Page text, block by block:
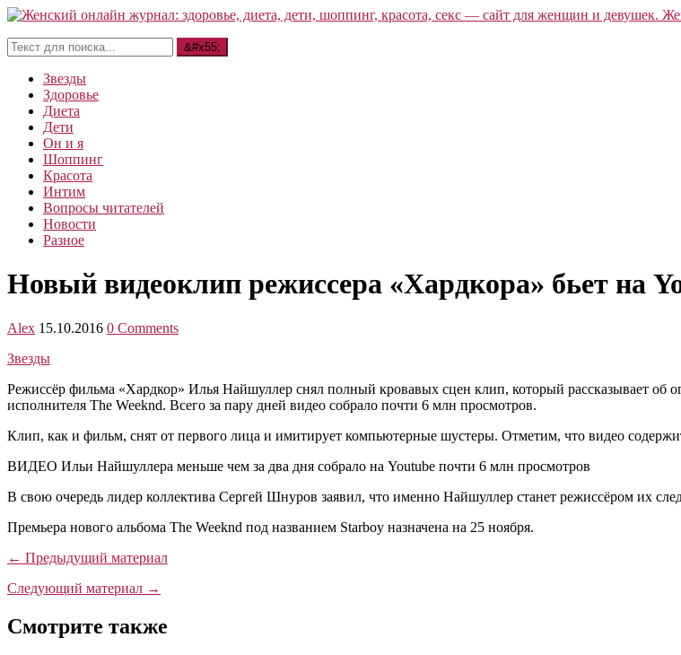
Звезды
Здоровье
Диета
Дети
Он и я
Шоппинг
Красота
Интим
Вопросы читателей
Новости
Разное
Новый видеоклип режиссера «Хардкора» бьет на
Alex 15.10.2016 0 Comments
Звезды
Режиссёр фильма «Хардкор» Илья Найшуллер снял полный кровавых сцен клип, который рассказывает об
исполнителя The Weeknd. Всего за пару дней видео собрало почти 6 млн просмотров.
Клип, как и фильм, снят от первого лица и имитирует компьютерные шустеры. Отметим, что видео
ВИДЕО Ильи Найшуллера меньше чем за два дня собрало на Youtube почти 6 млн просмотров
В свою очередь лидер коллектива Сергей Шнуров заявил, что именно Найшуллер станет режиссёром их
Премьера нового альбома The Weeknd под названием Starboy назначена на 25 ноября.
← Предыдущий материал
Следующий материал →
Смотрите также